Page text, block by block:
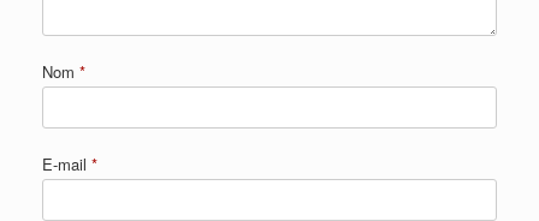
Nom *
E-mail *